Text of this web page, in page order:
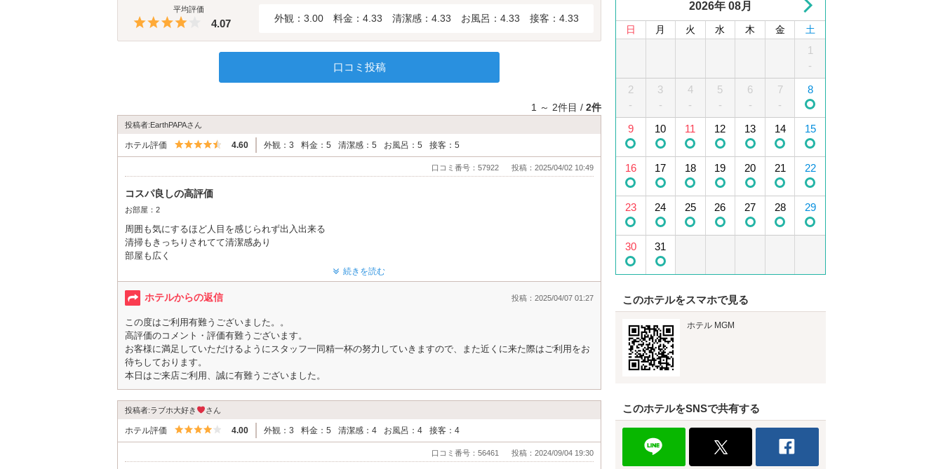
平均評価
5つ星のうち4
4.07 外観：3.00 料金：4.33 清潔感：4.33 お風呂：4.33 接客：4.33
口コミ投稿
1 ～ 2件目 / 2件
投稿者:EarthPAPAさん
ホテル評価 5つ星のうち4.5
4.60 外観：3 料金：5 清潔感：5 お風呂：5 接客：5
口コミ番号：57922 投稿：2025/04/02 10:49
コスパ良しの高評価
お部屋：2
周囲も気にするほど人目を感じられず出入出来る
清掃もきっちりされてて清潔感あり
部屋も広く
スタッフの対応が丁寧
キャッシュレスでも非対面の工夫されててGOOD
値段で選んで初見は建物が古くこんなものかと思ったが室内は値段以上の価値ありのコスパ良し
続きを読む
ホテルからの返信 投稿：2025/04/07 01:27
この度はご利用有難うございました。。
高評価のコメント・評価有難うございます。
お客様に満足していただけるようにスタッフ一同精一杯の努力していきますので、また近くに来た際はご利用をお
待ちしております。
本日はご来店ご利用、誠に有難うございました。
投稿者:ラブホ大好き さん
ホテル評価 5つ星のうち4
4.00 外観：3 料金：5 清潔感：4 お風呂：4 接客：4
口コミ番号：56461 投稿：2024/09/04 19:30
2026年 08月
日 月 火 水 木 金 土
1
-
2
-
3
-
4
-
5
-
6
-
7
-
8
9 10 11 12 13 14 15
16 17 18 19 20 21 22
23 24 25 26 27 28 29
30 31
5
6 7 8 9 10 11 12
13 14 15 16 17 18
19
-
20
21 22 23 24 25 26
27 28 29 30
このホテルをスマホで見る
ホテル MGM
このホテルをSNSで共有する